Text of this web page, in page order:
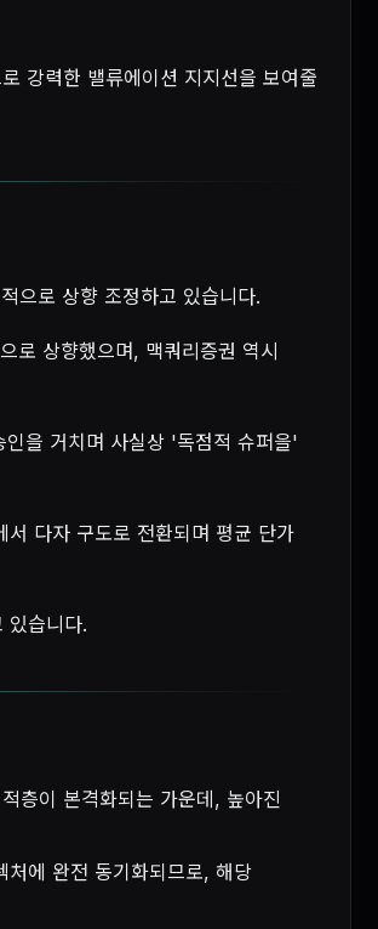
강력한 밸류에이션 지지선을 보여줄
으로 상향 조정하고 있습니다.
로 상향했으며, 맥쿼리증권 역시
을 거치며 사실상 '독점적 슈퍼을'
다자 구도로 전환되며 평균 단가
있습니다.
층이 본격화되는 가운데, 높아진
에 완전 동기화되므로, 해당